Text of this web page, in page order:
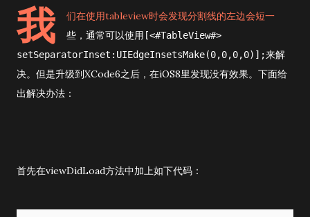
我
们在使用tableview时会发现分割线的左边会短一
些，通常可以使用 [<#TableView#>
setSeparatorInset:UIEdgeInsetsMake(0,0,0,0)];来解
决。但是升级到XCode6之后，在iOS8里发现没有效果。下面给
出解决办法：
首先在viewDidLoad方法中加上如下代码：